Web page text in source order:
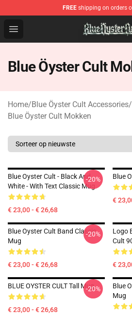
FREE shipping on orders
Open menu
Blue Öyster Cult Store -
Blue Öyster Cult
Home/Blue Öyster Cult Accessories/
Blue Öyster Cult Mokken
Blue Oyster Cult - Black And
White - With Text Classic Mug
€ 23,00 - € 26,68
-20% Blue
€
Blue Oyster Cult Band Classic
Mug
€ 23,00 - € 26,68
-20%
Logo
Cult
€
BLUE OYSTER CULT Tall Mug
€ 23,00 - € 26,68
-20%
Blue
Mug